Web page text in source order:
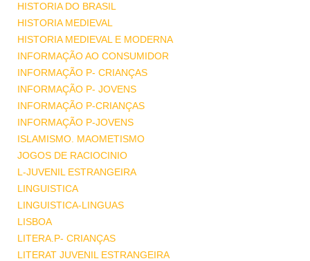
HISTORIA DO BRASIL
HISTORIA MEDIEVAL
HISTORIA MEDIEVAL E MODERNA
INFORMAÇÃO AO CONSUMIDOR
INFORMAÇÃO P- CRIANÇAS
INFORMAÇÃO P- JOVENS
INFORMAÇÃO P-CRIANÇAS
INFORMAÇÃO P-JOVENS
ISLAMISMO. MAOMETISMO
JOGOS DE RACIOCINIO
L-JUVENIL ESTRANGEIRA
LINGUISTICA
LINGUISTICA-LINGUAS
LISBOA
LITERA.P- CRIANÇAS
LITERAT JUVENIL ESTRANGEIRA